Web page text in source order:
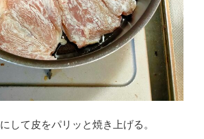
して皮をパリッと焼き上げる。